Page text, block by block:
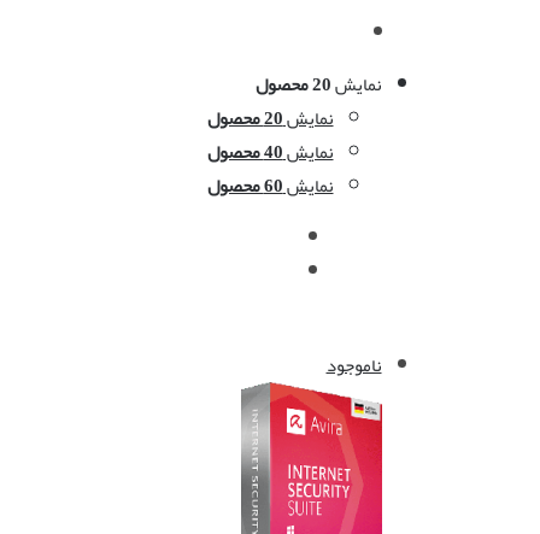
نمایش20 محصول
نمایش20 محصول
نمایش40 محصول
نمایش60 محصول
ناموجود